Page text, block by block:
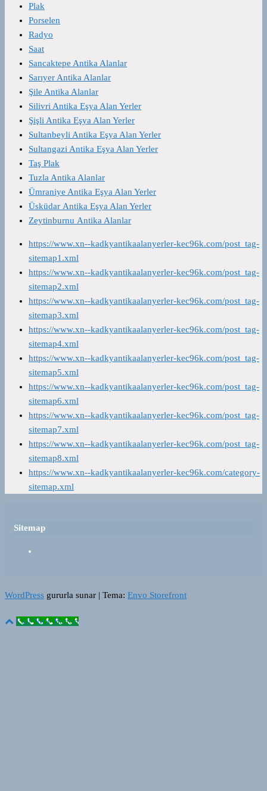
Plak
Porselen
Radyo
Saat
Sancaktepe Antika Alanlar
Sarıyer Antika Alanlar
Şile Antika Alanlar
Silivri Antika Eşya Alan Yerler
Şişli Antika Eşya Alan Yerler
Sultanbeyli Antika Eşya Alan Yerler
Sultangazi Antika Eşya Alan Yerler
Taş Plak
Tuzla Antika Alanlar
Ümraniye Antika Eşya Alan Yerler
Üsküdar Antika Eşya Alan Yerler
Zeytinburnu Antika Alanlar
https://www.xn--kadkyantikaalanyerler-kec96k.com/post_tag-
sitemap1.xml
https://www.xn--kadkyantikaalanyerler-kec96k.com/post_tag-
sitemap2.xml
https://www.xn--kadkyantikaalanyerler-kec96k.com/post_tag-
sitemap3.xml
https://www.xn--kadkyantikaalanyerler-kec96k.com/post_tag-
sitemap4.xml
https://www.xn--kadkyantikaalanyerler-kec96k.com/post_tag-
sitemap5.xml
https://www.xn--kadkyantikaalanyerler-kec96k.com/post_tag-
sitemap6.xml
https://www.xn--kadkyantikaalanyerler-kec96k.com/post_tag-
sitemap7.xml
https://www.xn--kadkyantikaalanyerler-kec96k.com/post_tag-
sitemap8.xml
https://www.xn--kadkyantikaalanyerler-kec96k.com/category-
sitemap.xml
Sitemap
WordPress gururla sunar | Tema: Envo Storefront
Call Now Button